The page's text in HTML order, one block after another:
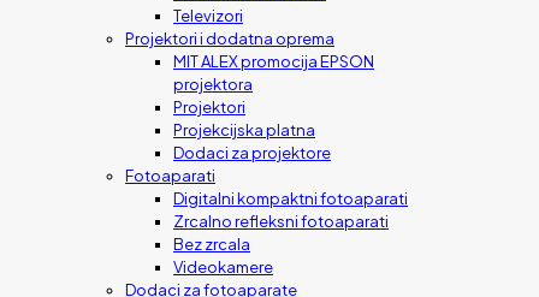
Televizori
Projektori i dodatna oprema
MIT ALEX promocija EPSON
projektora
Projektori
Projekcijska platna
Dodaci za projektore
Fotoaparati
Digitalni kompaktni fotoaparati
Zrcalno refleksni fotoaparati
Bez zrcala
Videokamere
Dodaci za fotoaparate